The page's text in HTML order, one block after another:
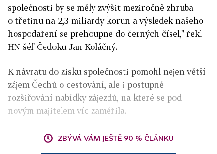
společnosti by se měly zvýšit meziročně zhruba
o třetinu na 2,3 miliardy korun a výsledek našeho
hospodaření se přehoupne do černých čísel," řekl
HN šéf Čedoku Jan Koláčný.
K návratu do zisku společnosti pomohl nejen větší
zájem Čechů o cestování, ale i postupné
rozšiřování nabídky zájezdů, na které se pod
novým majitelem víc zaměřila.
ZBÝVÁ VÁM JEŠTĚ 90 % ČLÁNKU